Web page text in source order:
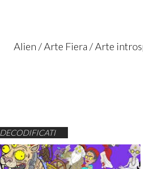
Alien Arte Fiera Arte
DECODIFICATI